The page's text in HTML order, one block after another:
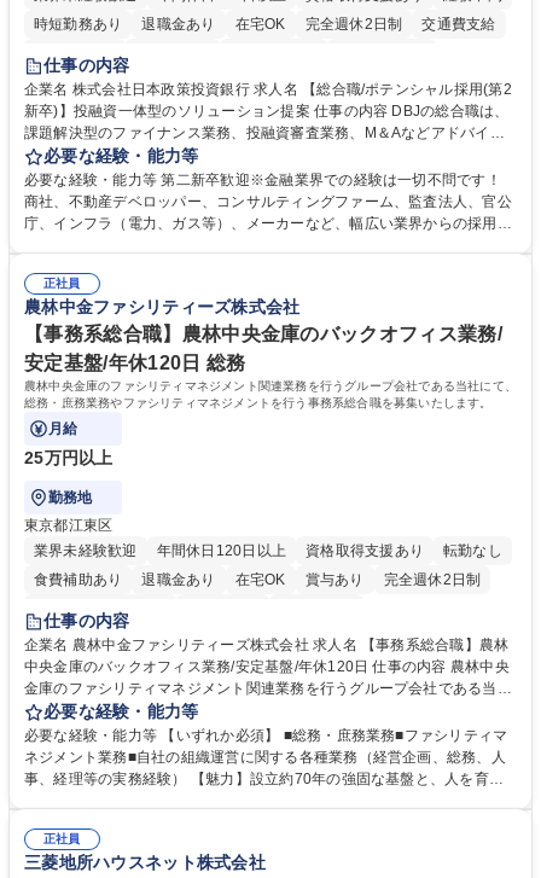
時短勤務あり
退職金あり 在宅OK 完全週休2日制
交通費支給
駅近5分以内
食事補助あり
託児所あり
仕事の内容
企業名 株式会社日本政策投資銀行 求人名 【総合職/ポテンシャル採用(第2
新卒)】投融資一体型のソリューション提案 仕事の内容 DBJの総合職は、
課題解決型のファイナンス業務、投融資審査業務、M＆Aなどアドバイザ
リー業務、地域戦略企画業務など、多様な業務に精通し、複数の専門性を
掛け合わせて広く社会に貢献していく職種です。 入社後は、横断的なロー
テーションを経て適性や専門性に応じたキャリアを形成していただきま
す。総合職として入社いただき、下記いずれかの部門でご活躍いただきま
ート・ナレッジ業務 ※それぞれの業務内容に関しては、別途その他労働条
件備考欄に記載 募集職種 【総合職/ポテンシャル採用(第2新卒)】投融資一
体型のソリューション提案
必要な経験・能力等
必要な経験・能力等 第二新卒歓迎※金融業界での経験は一切不問です！
商社、不動産デベロッパー、コンサルティングファーム、監査法人、官公
庁、インフラ（電力、ガス等）、メーカーなど、幅広い業界からの採用実
く高い志を併せもった人材を求めています。ポテンシャル採用（第2新
卒）では、金融業界での経験や知識を問いません。新たな時代を見据え
て、複雑化する社会課題の解決に向けて先鞭をつける役割を担いたい、と
いう気概をお持ちの方を心待ちにしています。 学歴・資格 学歴：大学院
大学 語学力： 資格：
正社員
農林中金ファシリティーズ株式会社
【事務系総合職】農林中央金庫のバックオフィス業務/
安定基盤/年休120日 総務
農林中央金庫のファシリティマネジメント関連業務を行うグループ会社である当社にて、
総務・庶務業務やファシリティマネジメントを行う事務系総合職を募集いたします。
月給
25万円以上
勤務地
東京都江東区
業界未経験歓迎
年間休日120日以上 資格取得支援あり
転勤なし
食費補助あり
退職金あり 在宅OK 賞与あり
完全週休2日制
インセンティブあり
仕事の内容
企業名 農林中金ファシリティーズ株式会社 求人名 【事務系総合職】農林
中央金庫のバックオフィス業務/安定基盤/年休120日 仕事の内容 農林中央
金庫のファシリティマネジメント関連業務を行うグループ会社である当社
にて、総務・庶務業務やファシリティマネジメントを行う事務系総合職を
募集いたします。 ■総務・庶務業務：外部委託先（外注先）や契約書の管
理、総務部門での管理業務、会計管理や決算業務、印刷物等の制作管理等
※親会社である農林中央金庫から受託した総務庶務業務 ■ファシリティマ
関する各種業務（経営企画、総務、人事、経理等） 募集職種 【事務系総
合職】農林中央金庫のバックオフィス業務/安定基盤/年休120日
必要な経験・能力等
必要な経験・能力等 【いずれか必須】 ■総務・庶務業務■ファシリティマ
ネジメント業務■自社の組織運営に関する各種業務（経営企画、総務、人
事、経理等の実務経験） 【魅力】設立約70年の強固な基盤と、人を育て
す。 また、業務がしっかりと基準化されており、中途入社でも質問しやす
く馴染みやすい和やかな社風です。さらに、簿記やファシリティマネジャ
正社員
三菱地所ハウスネット株式会社